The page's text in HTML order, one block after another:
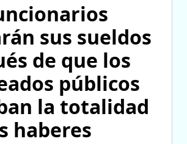
sus sueldos
de que los
públicos
la totalidad
haberes